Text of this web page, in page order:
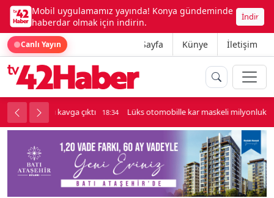
Mobil uygulamamız yayında! Konya gündeminde
haberdar olmak için indirin.
İndir
Canlı Yayın Ana Sayfa Künye İletişim
kavga çıktı 18:34 Lüks otomobille kar maskeli milyonluk soygun